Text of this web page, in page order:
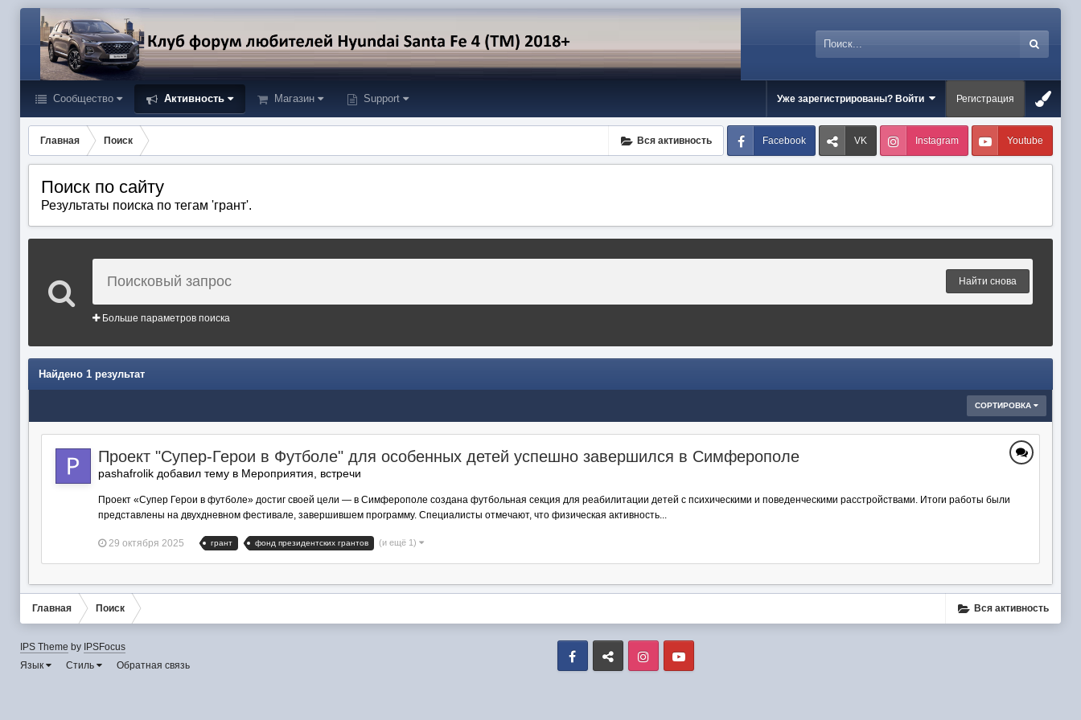
Сообщество Активность Магазин Support Уже зарегистрированы? Войти Регистрация
Вся активность
Главная Поиск Facebook VK Instagram Youtube
Поиск по сайту
Результаты поиска по тегам 'грант'.
Найти снова
Больше параметров поиска
Найдено 1 результат
СОРТИРОВКА
Проект "Супер-Герои в Футболе" для особенных детей успешно завершился в Симферополе
pashafrolik добавил тему в Мероприятия, встречи
Проект «Супер Герои в футболе» достиг своей цели — в Симферополе создана футбольная секция для реабилитации детей с психическими и поведенческими расстройствами. Итоги работы были
представлены на двухдневном фестивале, завершившем программу. Специалисты отмечают, что физическая активность...
29 октября 2025 грант фонд президентских грантов (и ещё 1)
Вся активность
Главная Поиск
IPS Theme by IPSFocus
Язык
Стиль Обратная связь
Facebook VK Instagram